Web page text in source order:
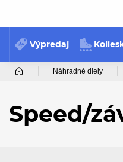
Výpredaj
Náhradné diely
Speed/